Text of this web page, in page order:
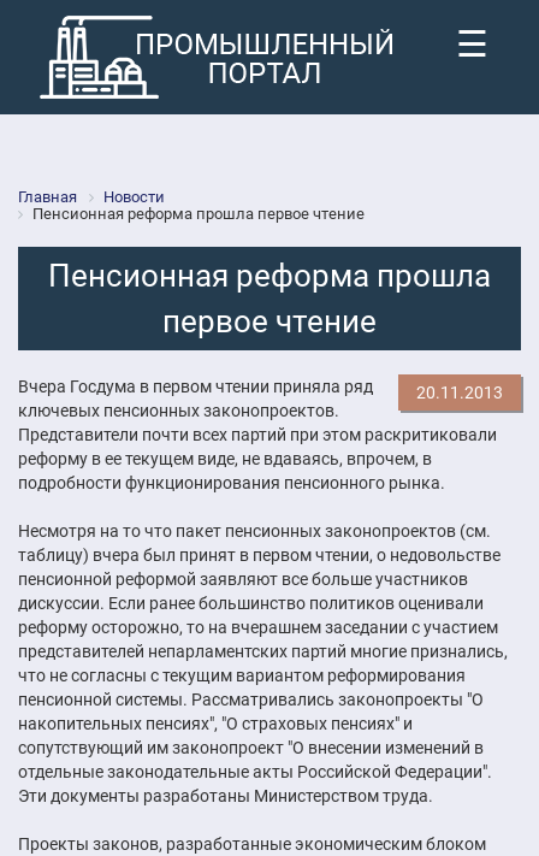
☰
Главная
Новости
Пенсионная реформа прошла первое чтение
Пенсионная реформа прошла
первое чтение
20.11.2013
Вчера Госдума в первом чтении приняла ряд
ключевых пенсионных законопроектов.
Представители почти всех партий при этом раскритиковали
реформу в ее текущем виде, не вдаваясь, впрочем, в
подробности функционирования пенсионного рынка.
Несмотря на то что пакет пенсионных законопроектов (см.
таблицу) вчера был принят в первом чтении, о недовольстве
пенсионной реформой заявляют все больше участников
дискуссии. Если ранее большинство политиков оценивали
реформу осторожно, то на вчерашнем заседании с участием
представителей непарламентских партий многие признались,
что не согласны с текущим вариантом реформирования
пенсионной системы. Рассматривались законопроекты "О
накопительных пенсиях", "О страховых пенсиях" и
сопутствующий им законопроект "О внесении изменений в
отдельные законодательные акты Российской Федерации".
Эти документы разработаны Министерством труда.
Проекты законов, разработанные экономическим блоком